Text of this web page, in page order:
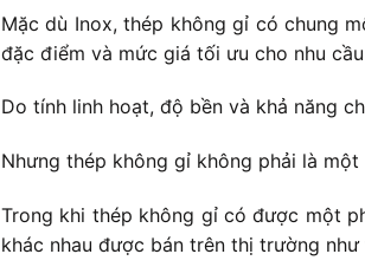
Mặc dù Inox, thép không gỉ có chung
đặc điểm và mức giá tối ưu cho nhu
Do tính linh hoạt, độ bền và khả năng
Nhưng thép không gỉ không phải là
Trong khi thép không gỉ có được một
khác nhau được bán trên thị trường